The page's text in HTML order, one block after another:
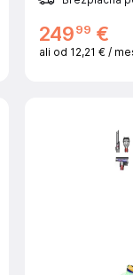
24999 €
ali od 12,21 € /